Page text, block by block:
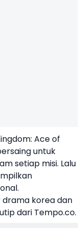
Ace of
untuk
setiap misi. Lalu
korea dan
dari Tempo.co.